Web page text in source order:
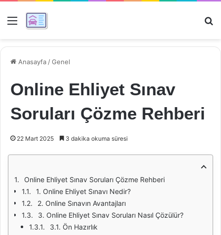
Menü
Anasayfa /Genel
Online Ehliyet Sınav
Soruları Çözme Rehberi
22 Mart 2025 3 dakika okuma süresi
Online Ehliyet Sınav Soruları Çözme Rehberi
1. Online Ehliyet Sınavı Nedir?
2. Online Sınavın Avantajları
3. Online Ehliyet Sınav Soruları Nasıl Çözülür?
3.1. Ön Hazırlık